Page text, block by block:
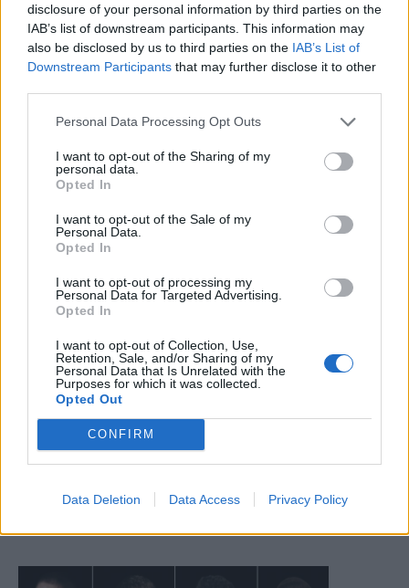
disclosure of your personal information by third parties on the
IAB’s list of downstream participants. This information may
also be disclosed by us to third parties on the IAB’s List of
Downstream Participants that may further disclose it to other
Personal Data Processing Opt Outs
I want to opt-out of the Sharing of my
personal data.
Opted In
I want to opt-out of the Sale of my
Personal Data.
Opted In
I want to opt-out of processing my
Personal Data for Targeted Advertising.
Opted In
I want to opt-out of Collection, Use,
Retention, Sale, and/or Sharing of my
Personal Data that Is Unrelated with the
Purposes for which it was collected.
Opted Out
CONFIRM
Data Deletion Data Access Privacy Policy